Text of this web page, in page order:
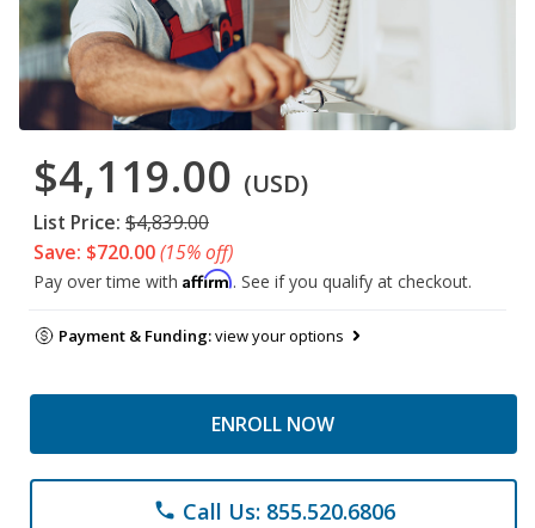
$4,119.00 (USD)
List Price: $4,839.00
Save: $720.00(15% off)
Pay over time with Affirm. See if you qualify at checkout.
Payment & Funding:view your options
ENROLL NOW
phone Call Us: 855.520.6806